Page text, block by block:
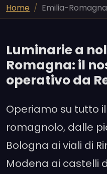
Home Emilia-Romagna
Luminarie a
Romagna: il
operativo da
Operiamo su tutto
romagnolo, dalle
Bologna ai viali di
Modena ai castelli